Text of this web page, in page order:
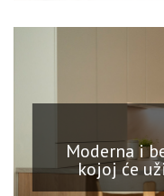
Moderna i
kojoj će